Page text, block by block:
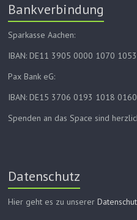
Bankverbindung
Sparkasse Aachen:
IBAN: DE11 3905 0000 1070 1053
Pax Bank eG:
IBAN: DE15 3706 0193 1018 0160
Spenden an das Space sind
Datenschutz
Hier geht es zu unserer